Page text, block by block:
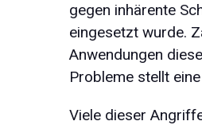
gegen inhärente
eingesetzt wurde.
Anwendungen
Probleme stellt
Viele dieser